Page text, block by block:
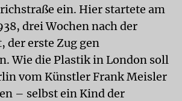
ein. Hier startete am
drei Wochen nach der
der erste Zug gen
Wie die Plastik in London soll
vom Künstler Frank Meisler
– selbst ein Kind der